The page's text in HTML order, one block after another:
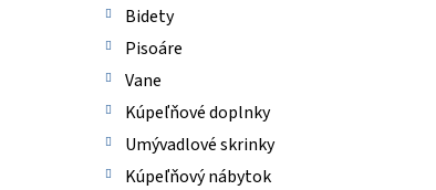
Bidety
Pisoáre
Vane
Kúpeľňové doplnky
Umývadlové skrinky
Kúpeľňový nábytok